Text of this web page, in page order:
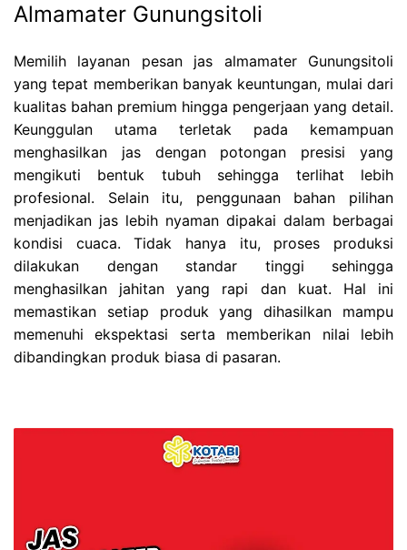
Almamater Gunungsitoli
Memilih layanan pesan jas almamater Gunungsitoli
yang tepat memberikan banyak keuntungan, mulai dari
kualitas bahan premium hingga pengerjaan yang detail.
Keunggulan utama terletak pada kemampuan
menghasilkan jas dengan potongan presisi yang
mengikuti bentuk tubuh sehingga terlihat lebih
profesional. Selain itu, penggunaan bahan pilihan
menjadikan jas lebih nyaman dipakai dalam berbagai
kondisi cuaca. Tidak hanya itu, proses produksi
dilakukan dengan standar tinggi sehingga
menghasilkan jahitan yang rapi dan kuat. Hal ini
memastikan setiap produk yang dihasilkan mampu
memenuhi ekspektasi serta memberikan nilai lebih
dibandingkan produk biasa di pasaran.